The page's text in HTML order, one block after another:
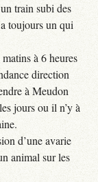
train subi des
toujours un qui
à 6 heures
direction
à Meudon
jours ou il n’y à
d’une avarie
animal sur les